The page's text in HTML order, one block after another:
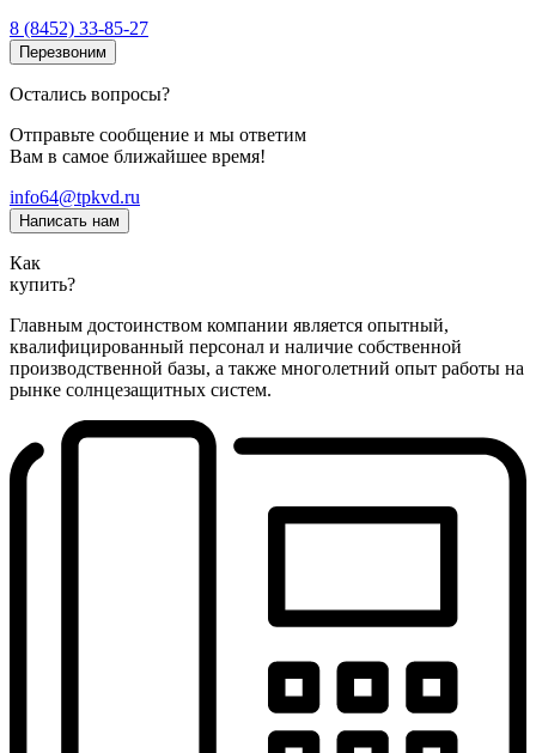
8 (8452) 33-85-27
Перезвоним
Остались вопросы?
Отправьте сообщение и мы ответим
Вам в самое ближайшее время!
info64@tpkvd.ru
Написать нам
Как
купить?
Главным достоинством компании является опытный,
квалифицированный персонал и наличие собственной
производственной базы, а также многолетний опыт работы на
рынке солнцезащитных систем.